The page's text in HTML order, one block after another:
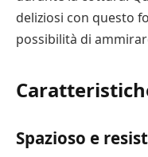
deliziosi con questo
possibilità di
Spazioso e